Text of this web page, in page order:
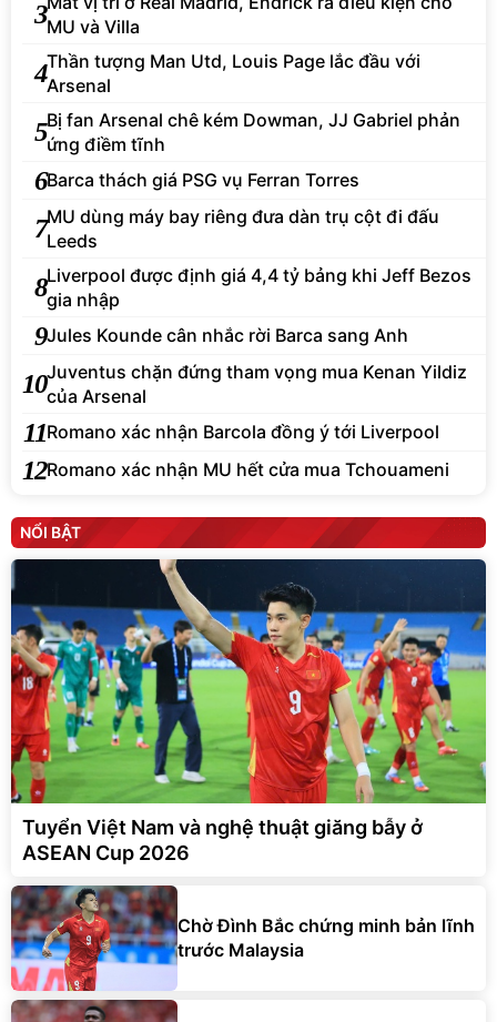
3MU và Villa
4Thần tượng Man Utd, Louis Page lắc đầu với
Arsenal
5Bị fan Arsenal chê kém Dowman, JJ Gabriel phản
ứng điềm tĩnh
6Barca thách giá PSG vụ Ferran Torres
7MU dùng máy bay riêng đưa dàn trụ cột đi đấu
Leeds
8Liverpool được định giá 4,4 tỷ bảng khi Jeff Bezos
gia nhập
9Jules Kounde cân nhắc rời Barca sang Anh
10Juventus chặn đứng tham vọng mua Kenan Yildiz
của Arsenal
11Romano xác nhận Barcola đồng ý tới Liverpool
12Romano xác nhận MU hết cửa mua Tchouameni
NỔI BẬT
Tuyển Việt Nam và nghệ thuật giăng bẫy ở
ASEAN Cup 2026
Chờ Đình Bắc chứng minh bản lĩnh
trước Malaysia